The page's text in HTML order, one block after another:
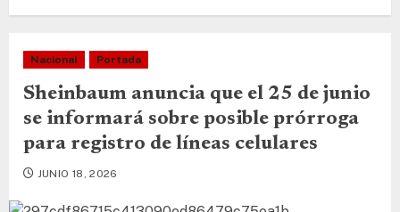
Nacional Portada
Sheinbaum anuncia que el 25 de junio
se informará sobre posible prórroga
para registro de líneas celulares
JUNIO 18, 2026